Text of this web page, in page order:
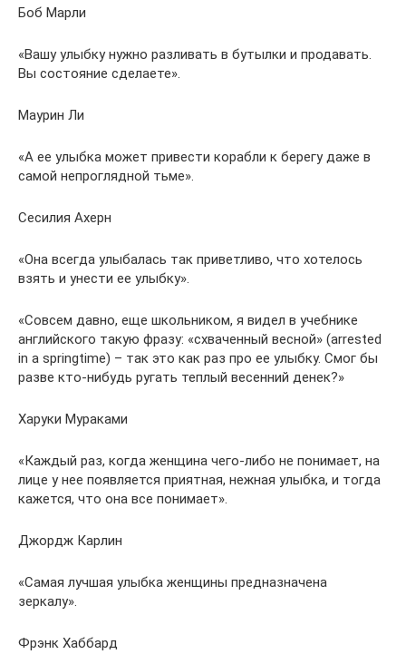
Боб Марли
«Вашу улыбку нужно разливать в бутылки и продавать.
Вы состояние сделаете».
Маурин Ли
«А ее улыбка может привести корабли к берегу даже в
самой непроглядной тьме».
Сесилия Ахерн
«Она всегда улыбалась так приветливо, что хотелось
взять и унести ее улыбку».
«Совсем давно, еще школьником, я видел в учебнике
английского такую фразу: «схваченный весной» (arrested
in a springtime) – так это как раз про ее улыбку. Смог бы
разве кто-нибудь ругать теплый весенний денек?»
Харуки Мураками
«Каждый раз, когда женщина чего-либо не понимает, на
лице у нее появляется приятная, нежная улыбка, и тогда
кажется, что она все понимает».
Джордж Карлин
«Самая лучшая улыбка женщины предназначена
зеркалу».
Фрэнк Хаббард